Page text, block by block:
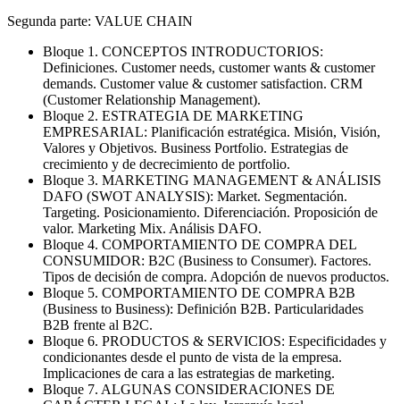
Segunda parte: VALUE CHAIN
Bloque 1. CONCEPTOS INTRODUCTORIOS:
Definiciones. Customer needs, customer wants & customer
demands. Customer value & customer satisfaction. CRM
(Customer Relationship Management).
Bloque 2. ESTRATEGIA DE MARKETING
EMPRESARIAL: Planificación estratégica. Misión, Visión,
Valores y Objetivos. Business Portfolio. Estrategias de
crecimiento y de decrecimiento de portfolio.
Bloque 3. MARKETING MANAGEMENT & ANÁLISIS
DAFO (SWOT ANALYSIS): Market. Segmentación.
Targeting. Posicionamiento. Diferenciación. Proposición de
valor. Marketing Mix. Análisis DAFO.
Bloque 4. COMPORTAMIENTO DE COMPRA DEL
CONSUMIDOR: B2C (Business to Consumer). Factores.
Tipos de decisión de compra. Adopción de nuevos productos.
Bloque 5. COMPORTAMIENTO DE COMPRA B2B
(Business to Business): Definición B2B. Particularidades
B2B frente al B2C.
Bloque 6. PRODUCTOS & SERVICIOS: Especificidades y
condicionantes desde el punto de vista de la empresa.
Implicaciones de cara a las estrategias de marketing.
Bloque 7. ALGUNAS CONSIDERACIONES DE